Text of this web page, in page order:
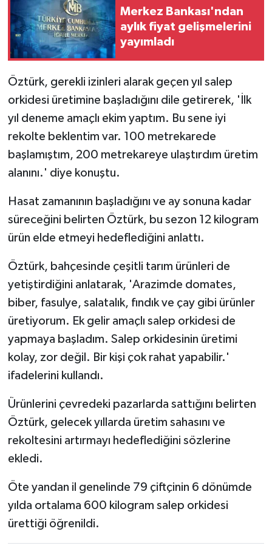
Merkez Bankası'ndan
aylık fiyat gelişmelerini
yayımladı
Öztürk, gerekli izinleri alarak geçen yıl salep
orkidesi üretimine başladığını dile getirerek, 'İlk
yıl deneme amaçlı ekim yaptım. Bu sene iyi
rekolte beklentim var. 100 metrekarede
başlamıştım, 200 metrekareye ulaştırdım üretim
alanını.' diye konuştu.
Hasat zamanının başladığını ve ay sonuna kadar
süreceğini belirten Öztürk, bu sezon 12 kilogram
ürün elde etmeyi hedeflediğini anlattı.
Öztürk, bahçesinde çeşitli tarım ürünleri de
yetiştirdiğini anlatarak, 'Arazimde domates,
biber, fasulye, salatalık, fındık ve çay gibi ürünler
üretiyorum. Ek gelir amaçlı salep orkidesi de
yapmaya başladım. Salep orkidesinin üretimi
kolay, zor değil. Bir kişi çok rahat yapabilir.'
ifadelerini kullandı.
Ürünlerini çevredeki pazarlarda sattığını belirten
Öztürk, gelecek yıllarda üretim sahasını ve
rekoltesini artırmayı hedeflediğini sözlerine
ekledi.
Öte yandan il genelinde 79 çiftçinin 6 dönümde
yılda ortalama 600 kilogram salep orkidesi
ürettiği öğrenildi.